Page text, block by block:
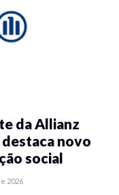
da Allianz
novo
social
2026